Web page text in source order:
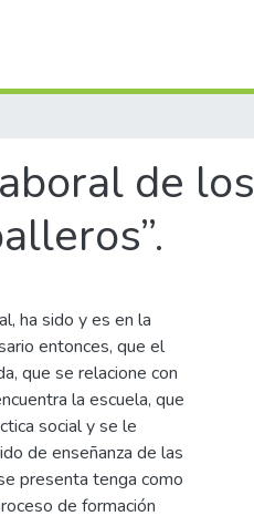
de los
ha sido y es en la
entonces, que el
que se relacione con
la escuela, que
social y se le
de enseñanza de las
presenta tenga como
de formación